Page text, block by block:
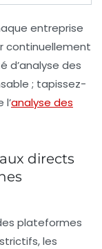
entreprise
continuellement
d’analyse des
; tapissez-
analyse des
directs
plateformes
les